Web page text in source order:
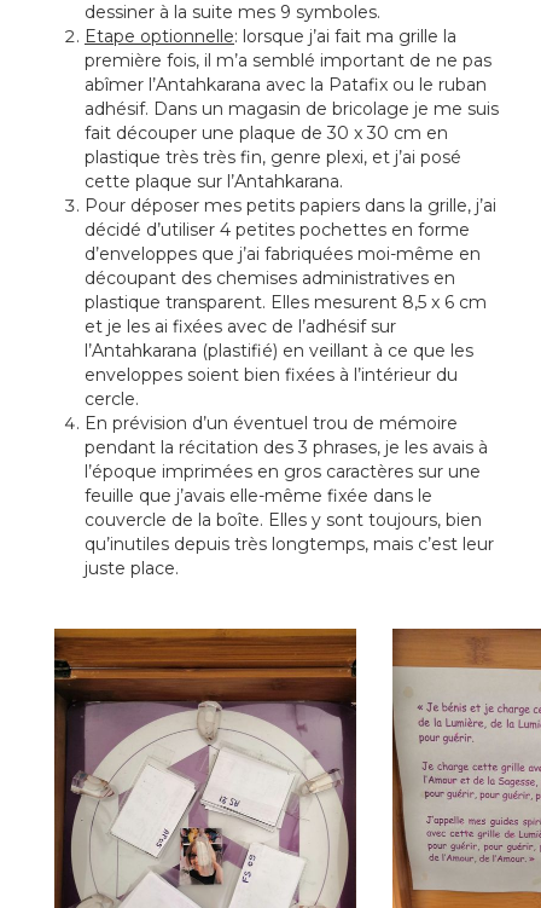
dessiner à la suite mes 9 symboles.
Etape optionnelle: lorsque j’ai fait ma grille la
première fois, il m’a semblé important de ne pas
abîmer l’Antahkarana avec la Patafix ou le ruban
adhésif. Dans un magasin de bricolage je me suis
fait découper une plaque de 30 x 30 cm en
plastique très très fin, genre plexi, et j’ai posé
cette plaque sur l’Antahkarana.
Pour déposer mes petits papiers dans la grille, j’ai
décidé d’utiliser 4 petites pochettes en forme
d’enveloppes que j’ai fabriquées moi-même en
découpant des chemises administratives en
plastique transparent. Elles mesurent 8,5 x 6 cm
et je les ai fixées avec de l’adhésif sur
l’Antahkarana (plastifié) en veillant à ce que les
enveloppes soient bien fixées à l’intérieur du
cercle.
En prévision d’un éventuel trou de mémoire
pendant la récitation des 3 phrases, je les avais à
l’époque imprimées en gros caractères sur une
feuille que j’avais elle-même fixée dans le
couvercle de la boîte. Elles y sont toujours, bien
qu’inutiles depuis très longtemps, mais c’est leur
juste place.